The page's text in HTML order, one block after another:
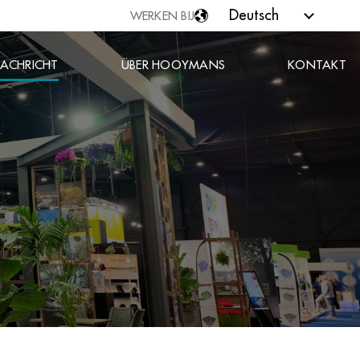
WERKEN BIJ
Deutsch
Nederlands
English
ÜBER HOOYMANS KONTAKT